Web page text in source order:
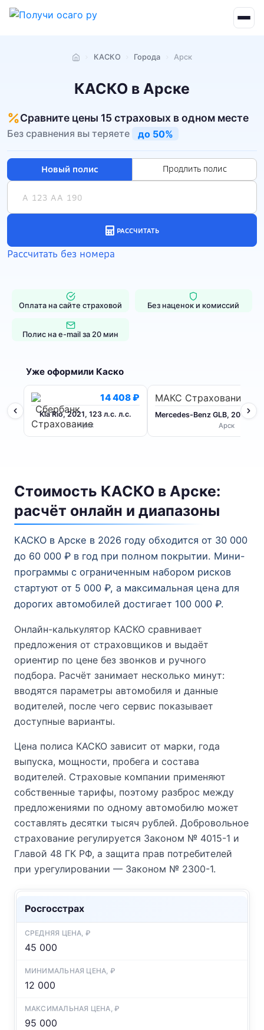
Главная
КАСКО Города Арск
КАСКО в Арске
Сравните цены 15 страховых в одном месте
Без сравнения вы теряете до 50%
Оплата на сайте страховой Без наценок и комиссий
Полис на e-mail за 20 мин
Уже оформили Каско
14 408 ₽
Kia Rio, 2021, 123 л.с. л.с.
Арск
МАКС Страхование
Mercedes-Benz GLB, 2020,
Арск
Стоимость КАСКО в Арске:
расчёт онлайн и диапазоны
КАСКО в Арске в 2026 году обходится от 30 000
до 60 000 ₽ в год при полном покрытии. Мини-
программы с ограниченным набором рисков
стартуют от 5 000 ₽, а максимальная цена для
дорогих автомобилей достигает 100 000 ₽.
Онлайн-калькулятор КАСКО сравнивает
предложения от страховщиков и выдаёт
ориентир по цене без звонков и ручного
подбора. Расчёт занимает несколько минут:
вводятся параметры автомобиля и данные
водителей, после чего сервис показывает
доступные варианты.
Цена полиса КАСКО зависит от марки, года
выпуска, мощности, пробега и состава
водителей. Страховые компании применяют
собственные тарифы, поэтому разброс между
предложениями по одному автомобилю может
составлять десятки тысяч рублей. Добровольное
страхование регулируется Законом № 4015-1 и
Главой 48 ГК РФ, а защита прав потребителей
при урегулировании — Законом № 2300-1.
Росгосстрах
45 000
12 000
95 000